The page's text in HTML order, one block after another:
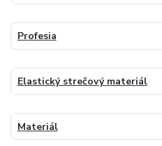
Profesia
Elastický strečový materiál
Materiál